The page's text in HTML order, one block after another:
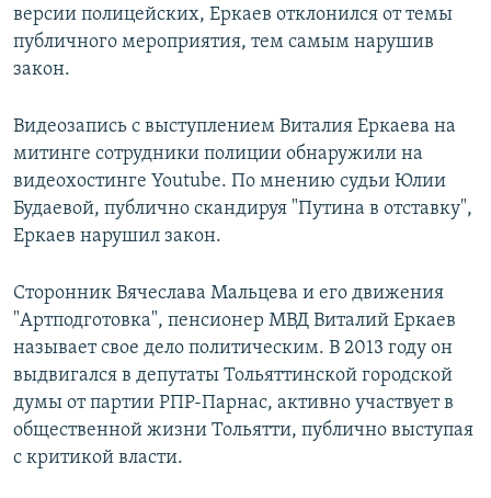
версии полицейских, Еркаев отклонился от темы
публичного мероприятия, тем самым нарушив
закон.
Видеозапись с выступлением Виталия Еркаева на
митинге сотрудники полиции обнаружили на
видеохостинге Youtube. По мнению судьи Юлии
Будаевой, публично скандируя "Путина в отставку",
Еркаев нарушил закон.
Сторонник Вячеслава Мальцева и его движения
"Артподготовка", пенсионер МВД Виталий Еркаев
называет свое дело политическим. В 2013 году он
выдвигался в депутаты Тольяттинской городской
думы от партии РПР-Парнас, активно участвует в
общественной жизни Тольятти, публично выступая
с критикой власти.